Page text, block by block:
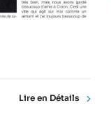
Lire en Détails